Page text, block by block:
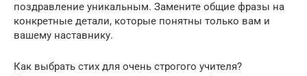
поздравление уникальным. Замените общие фразы на
конкретные детали, которые понятны только вам и
вашему наставнику.
Как выбрать стих для очень строгого учителя?